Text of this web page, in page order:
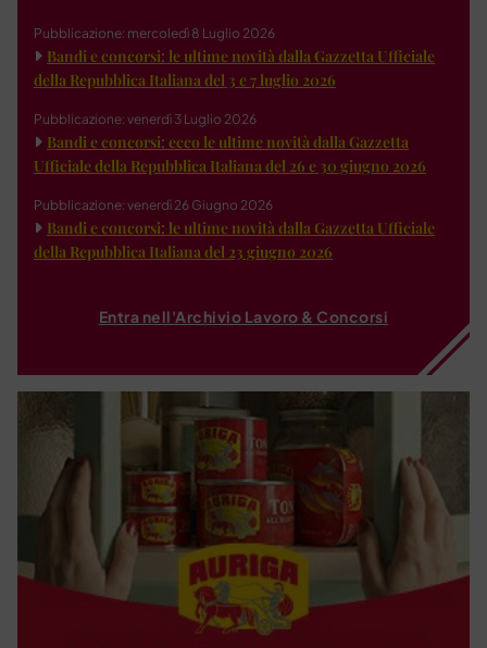
Pubblicazione: mercoledì 8 Luglio 2026
Bandi e concorsi: le ultime novità dalla Gazzetta Ufficiale
della Repubblica Italiana del 3 e 7 luglio 2026
Pubblicazione: venerdì 3 Luglio 2026
Bandi e concorsi: ecco le ultime novità dalla Gazzetta
Ufficiale della Repubblica Italiana del 26 e 30 giugno 2026
Pubblicazione: venerdì 26 Giugno 2026
Bandi e concorsi: le ultime novità dalla Gazzetta Ufficiale
della Repubblica Italiana del 23 giugno 2026
Entra nell'Archivio Lavoro & Concorsi